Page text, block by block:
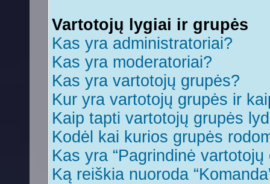
Vartotojų lygiai ir grupės
Kas yra administratoriai?
Kas yra moderatoriai?
Kas yra vartotojų grupės?
Kur yra vartotojų grupės ir
Kaip tapti vartotojų grupės
Kodėl kai kurios grupės
Kas yra “Pagrindinė vartotojų
Ką reiškia nuoroda